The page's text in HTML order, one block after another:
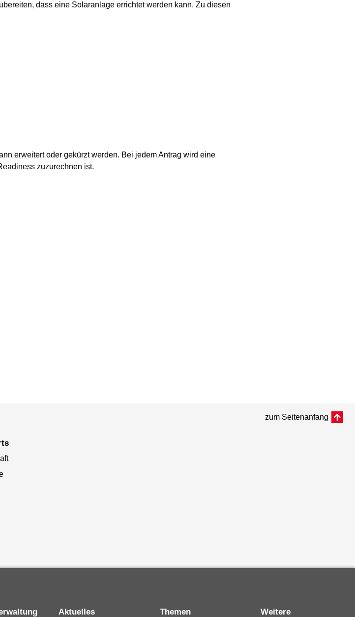
dass eine Solaranlage errichtet werden kann. Zu diesen
erweitert oder gekürzt werden. Bei jedem Antrag wird eine
zuzurechnen ist.
zum Seitenanfang
Aktuelles Themen Weitere